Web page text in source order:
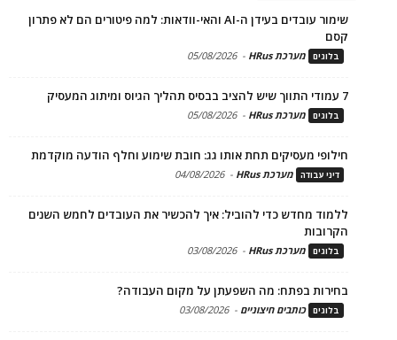
שימור עובדים בעידן ה-AI והאי-וודאות: למה פיטורים הם לא פתרון
קסם
בלוגים מערכת HRus -
05/08/2026
7 עמודי התווך שיש להציב בבסיס תהליך הגיוס ומיתוג המעסיק
בלוגים מערכת HRus -
05/08/2026
חילופי מעסיקים תחת אותו גג: חובת שימוע וחלף הודעה מוקדמת
דיני עבודה מערכת HRus -
04/08/2026
ללמוד מחדש כדי להוביל: איך להכשיר את העובדים לחמש השנים
הקרובות
בלוגים מערכת HRus -
03/08/2026
בחירות בפתח: מה השפעתן על מקום העבודה?
בלוגים כותבים חיצוניים -
03/08/2026